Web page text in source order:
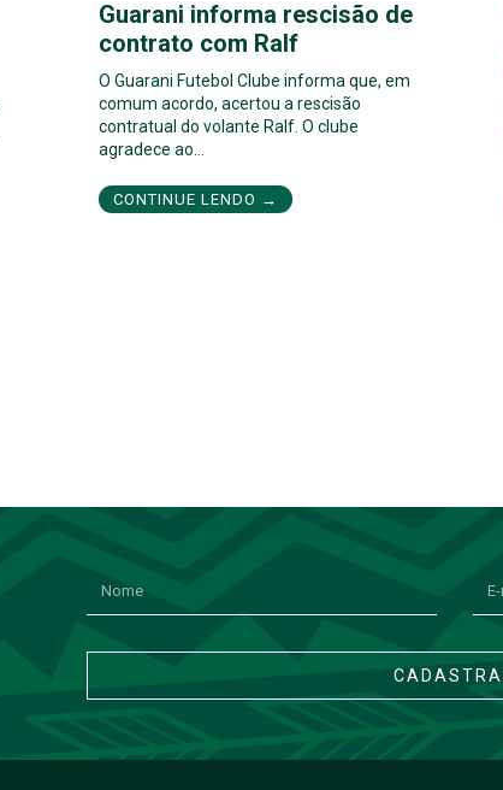
Guarani informa rescisão de
contrato com Ralf
O Guarani Futebol Clube informa que, em
comum acordo, acertou a rescisão
contratual do volante Ralf. O clube
agradece ao…
CONTINUE LENDO →